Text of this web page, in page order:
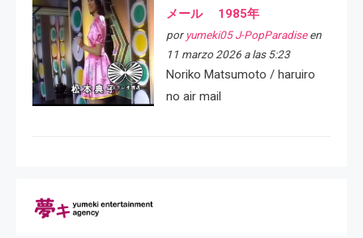
メール 1985年
por yumeki05 J-PopParadiseen
11 marzo 2026 a las 5:23
Noriko Matsumoto / haruiro
no air mail